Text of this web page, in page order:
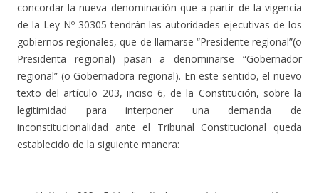
concordar la nueva denominación que a partir de la vigencia
de la Ley Nº 30305 tendrán las autoridades ejecutivas de los
gobiernos regionales, que de llamarse “Presidente regional”(o
Presidenta regional) pasan a denominarse “Gobernador
regional” (o Gobernadora regional). En este sentido, el nuevo
texto del artículo 203, inciso 6, de la Constitución, sobre la
legitimidad para interponer una demanda de
inconstitucionalidad ante el Tribunal Constitucional queda
establecido de la siguiente manera: